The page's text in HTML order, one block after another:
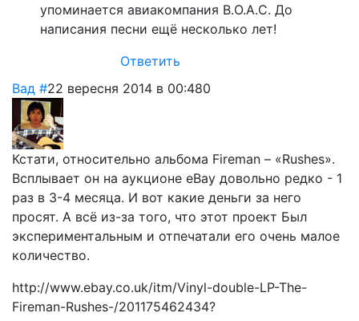
упоминается авиакомпания B.O.A.C. До
написания песни ещё несколько лет!
Ответить
Вад #22 вересня 2014 в 00:480
Кстати, относительно альбома Fireman – «Rushes».
Всплывает он на аукционе eBay довольно редко - 1
раз в 3-4 месяца. И вот какие деньги за него
просят. А всё из-за того, что этот проект Был
экспериментальным и отпечатали его очень малое
количество.
http://www.ebay.co.uk/itm/Vinyl-double-LP-The-
Fireman-Rushes-/201175462434?